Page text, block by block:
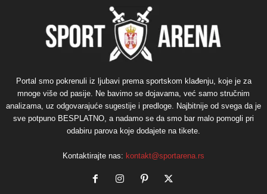
Portal smo pokrenuli iz ljubavi prema sportskom klađenju, koje je za
mnoge više od pasije. Ne bavimo se dojavama, već samo stručnim
analizama, uz odgovarajuće sugestije i predloge. Najbitnije od svega da je
sve potpuno BESPLATNO, a nadamo se da smo bar malo pomogli pri
odabiru parova koje dodajete na tikete.
Kontaktirajte nas: kontakt@sportarena.rs